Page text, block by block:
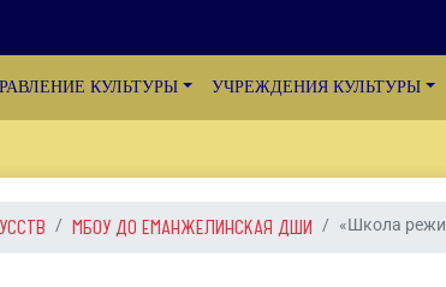
КУЛЬТУРЫ УЧРЕЖДЕНИЯ КУЛЬТУРЫ
МБОУ ДО ЕМАНЖЕЛИНСКАЯ ДШИ «Школа